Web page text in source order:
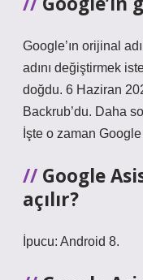
Google’ın orijinal
adını değiştirmek
doğdu. 6 Haziran
Backrub’du. Daha
İşte o zaman
Google
açılır?
İpucu: Android 8.